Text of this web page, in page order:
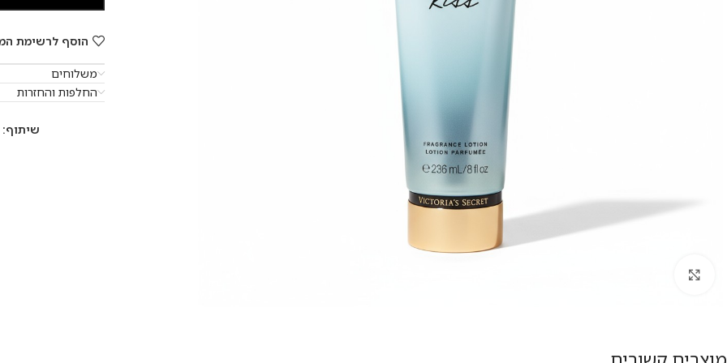
הוסף לרשימת
משלוחים
החלפות והחזרות
שיתוף: